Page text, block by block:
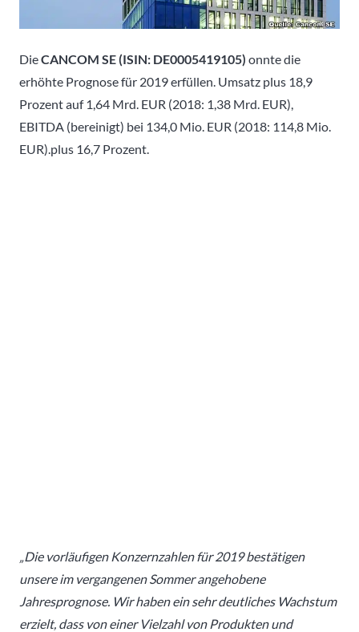
DieCANCOM SE(ISIN: DE0005419105) onnte die
erhöhte Prognose für 2019 erfüllen. Umsatz plus 18,9
Prozent auf 1,64 Mrd. EUR (2018: 1,38 Mrd. EUR),
EBITDA (bereinigt) bei 134,0 Mio. EUR (2018: 114,8 Mio.
EUR).plus 16,7 Prozent.
„Die vorläufigen Konzernzahlen für 2019 bestätigen
unsere im vergangenen Sommer angehobene
Jahresprognose. Wir haben ein sehr deutliches Wachstum
erzielt, dass von einer Vielzahl von Produkten und